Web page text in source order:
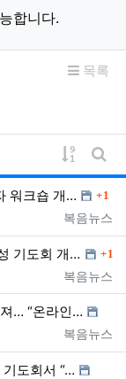
합니다.
목록
게시물
게
워크숍 개…
댓글
1
등록자
복음뉴스
회 개최…… 댓글
1
등록자
복음뉴스
… “온라인…
등록자
복음뉴스
도회서 “…